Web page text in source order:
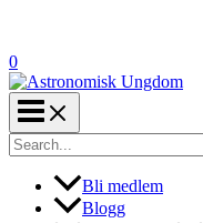
0
Search
for:
Bli medlem
Blogg